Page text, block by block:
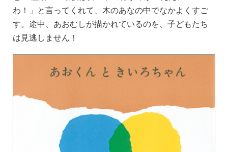
わ！」と言ってくれて、木のあなの中でなかよくすご
す。途中、あおむしが描かれているのを、子どもたち
は見逃しません！